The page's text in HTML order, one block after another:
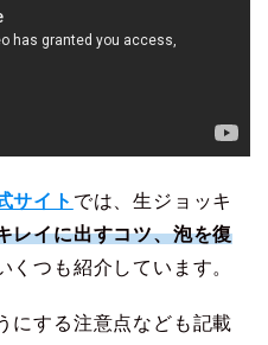
サイト では、生ジョッキ
レイに出すコツ、泡を復
くつも紹介しています。
にする注意点なども記載